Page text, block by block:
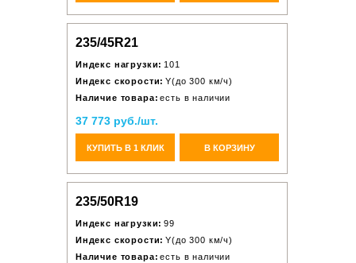
235/45R21
Индекс нагрузки: 101
Индекс скорости: Y(до 300 км/ч)
Наличие товара: есть в наличии
37 773 руб./шт.
КУПИТЬ В 1 КЛИК В КОРЗИНУ
235/50R19
Индекс нагрузки: 99
Индекс скорости: Y(до 300 км/ч)
Наличие товара: есть в наличии